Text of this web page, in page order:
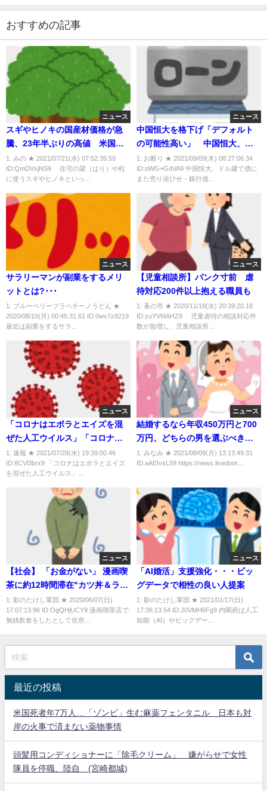
おすすめの記事
ニュース
スギやヒノキの国産材価格が急
騰、23年半ぶりの高値 米国発
のウッドショックで代替需要が
増加
1: みの ★ 2021/07/21(水) 07:52:35.59
ID:QmDVxjNS9 住宅の梁（はり）や柱
に使うスギやヒノキといっ...
ニュース
中国恒大を格下げ「デフォルト
の可能性高い」 中国恒大、銀
行借入の利払い停止
1: お断り ★ 2021/09/09(木) 08:27:06.34
ID:oWG+GdVA9 中国恒大、ドル建て債に
また売り浴びせ－銀行借...
ニュース
サラリーマンが副業をするメリ
ットとは?･･･
1: ブルーベリーフラペチーノうどん ★
2020/08/10(月) 00:45:31.61 ID:0wv7z8219
最近は副業をするサラ...
ニュース
【児童相談所】パンク寸前 虐
待対応200件以上抱える職員も
1: 蚤の市 ★ 2020/11/18(水) 20:39:20.18
ID:zuYVMAHZ9 児童虐待の相談対応件
数が急増し、児童相談所...
ニュース
「コロナはエボラとエイズを混
ぜた人工ウイルス」「コロナは
大丈夫」タマホーム社長の社内
向け動画
1: 速報 ★ 2021/07/28(水) 19:39:00.46
ID:8CVl3brx9 「コロナはエボラとエイズ
を混ぜた人工ウイルス」...
ニュース
結婚するなら年収450万円と700
万円、どちらの男を選ぶべき？
女性30歳の悩み
1: みなみ ★ 2021/08/09(月) 13:13:49.31
ID:aAEIvsL59 https://news.livedoor....
ニュース
【社会】 「お金がない」 漫画喫
茶に約12時間滞在"カツ丼＆ラー
メン"食べて約6300円分不払
い・・・28歳の男逮捕
1: 影のたけし軍団 ★ 2020/06/07(日)
17:07:13.96 ID:OgQHjUCY9 漫画喫茶店で
無銭飲食をしたとして住所...
ニュース
「AI婚活」支援強化・・・ビッ
グデータで相性の良い人提案
1: 影のたけし軍団 ★ 2021/01/17(日)
17:36:13.54 ID:J0VMH6Fg9 内閣府は人工
知能（AI）やビッグデー...
最近の投稿
米国死者年7万人…「ゾンビ」生む麻薬フェンタニル 日本も対
岸の火事で済まない薬物事情
頭髪用コンディショナーに「除毛クリーム」 嫌がらせで女性
隊員を停職、陸自 (宮崎都城)